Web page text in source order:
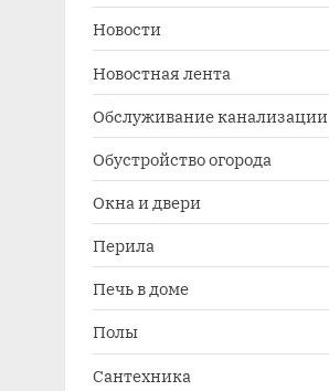
Новости
Новостная лента
Обслуживание канализации
Обустройство огорода
Окна и двери
Перила
Печь в доме
Полы
Сантехника